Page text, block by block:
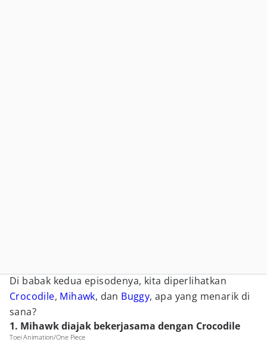
Di babak kedua episodenya, kita diperlihatkan
Crocodile, Mihawk, dan Buggy, apa yang menarik di
sana?
1. Mihawk diajak bekerjasama dengan Crocodile
Toei Animation/One Piece